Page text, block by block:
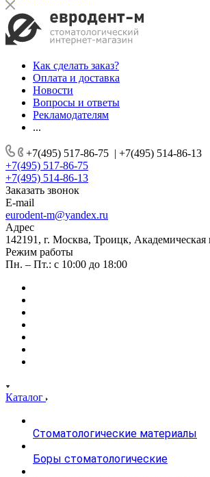
Как сделать заказ?
Оплата и доставка
Новости
Вопросы и ответы
Рекламодателям
...
+7(495) 517-86-75 | +7(495) 514-86-13
+7(495) 517-86-75
+7(495) 514-86-13
Заказать звонок
E-mail
eurodent-m@yandex.ru
Адрес
142191, г. Москва, Троицк, Академическая
Режим работы
Пн. – Пт.: с 10:00 до 18:00
Каталог
Стоматологические материалы
Боры стоматологические